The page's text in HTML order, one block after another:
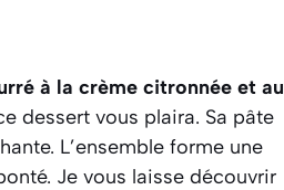
à la crème citronnée et au
dessert vous plaira. Sa pâte
L’ensemble forme une
Je vous laisse découvrir